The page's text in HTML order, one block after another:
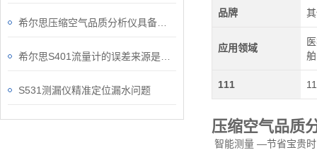
S531测漏仪精准定位漏水问题
品牌
应用领域
舶
111
压缩空气品质
智能测量 —节省宝贵时